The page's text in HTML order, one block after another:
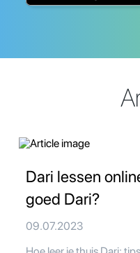
Dari lessen
goed Dari?
09.07.2023